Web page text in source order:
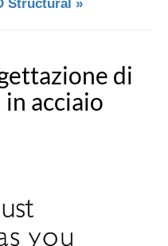
Structural »
di
acciaio